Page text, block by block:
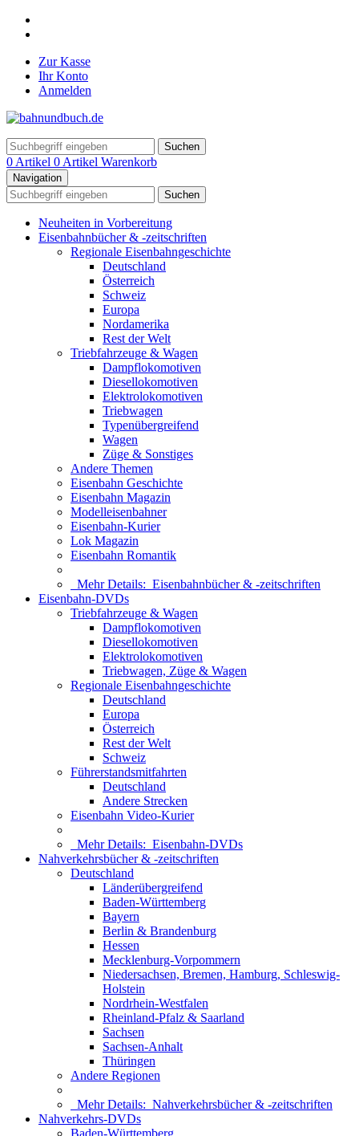
Zur Kasse
Ihr Konto
Anmelden
Suchen
0 Artikel 0 Artikel Warenkorb
Navigation
Suchen
Neuheiten in Vorbereitung
Eisenbahnbücher & -zeitschriften
Regionale Eisenbahngeschichte
Deutschland
Österreich
Schweiz
Europa
Nordamerika
Rest der Welt
Triebfahrzeuge & Wagen
Dampflokomotiven
Diesellokomotiven
Elektrolokomotiven
Triebwagen
Typenübergreifend
Wagen
Züge & Sonstiges
Andere Themen
Eisenbahn Geschichte
Eisenbahn Magazin
Modelleisenbahner
Eisenbahn-Kurier
Lok Magazin
Eisenbahn Romantik
Mehr Details: Eisenbahnbücher & -zeitschriften
Eisenbahn-DVDs
Triebfahrzeuge & Wagen
Dampflokomotiven
Diesellokomotiven
Elektrolokomotiven
Triebwagen, Züge & Wagen
Regionale Eisenbahngeschichte
Deutschland
Europa
Österreich
Rest der Welt
Schweiz
Führerstandsmitfahrten
Deutschland
Andere Strecken
Eisenbahn Video-Kurier
Mehr Details: Eisenbahn-DVDs
Nahverkehrsbücher & -zeitschriften
Deutschland
Länderübergreifend
Baden-Württemberg
Bayern
Berlin & Brandenburg
Hessen
Mecklenburg-Vorpommern
Niedersachsen, Bremen, Hamburg, Schleswig-
Holstein
Nordrhein-Westfalen
Rheinland-Pfalz & Saarland
Sachsen
Sachsen-Anhalt
Thüringen
Andere Regionen
Mehr Details: Nahverkehrsbücher & -zeitschriften
Nahverkehrs-DVDs
Baden-Württemberg